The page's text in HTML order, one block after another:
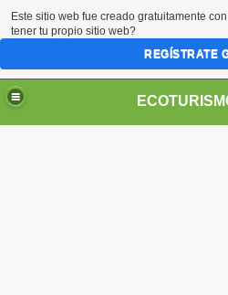
Este sitio web fue creado gratuitamente con
tener tu propio sitio web?
REGÍSTRATE